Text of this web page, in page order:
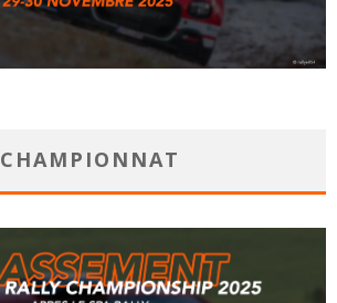
CHAMPIONNAT